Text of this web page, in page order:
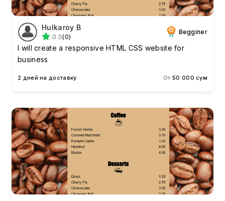
Hulkaroy B
0.0(0)
Begginer
I will create a responsive HTML CSS website for
business
2 дней на доставку От 50 000 сум